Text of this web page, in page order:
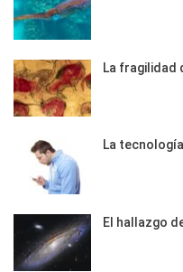
La fragilidad
La
El hallazgo